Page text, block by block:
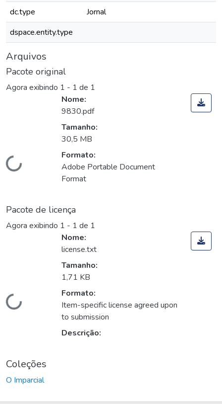
dc.type
Jornal
dspace.entity.type
Arquivos
Pacote original
Agora exibindo 1 - 1 de 1
Carregando...
Nome:
9830.pdf
Tamanho:
30,5 MB
Formato:
Adobe Portable Document
Format
Pacote de licença
Agora exibindo 1 - 1 de 1
Carregando...
Nome:
license.txt
Tamanho:
1,71 KB
Formato:
Item-specific license agreed upon
to submission
Descrição:
Coleções
O Imparcial